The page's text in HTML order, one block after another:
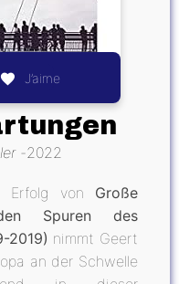
J’aime
2022
Erfolg von Große
Spuren des
2019) nimmt Geert
an der Schwelle